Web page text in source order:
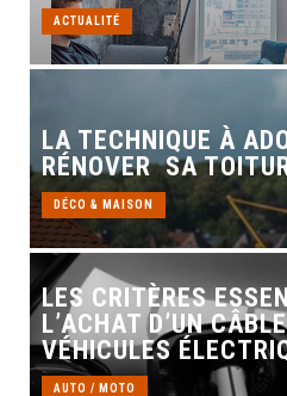
ACTUALITÉ
LA TECHNIQUE À
RÉNOVER SA
DÉCO & MAISON
LES CRITÈRES
L’ACHAT D’UN
VÉHICULES
AUTO / MOTO